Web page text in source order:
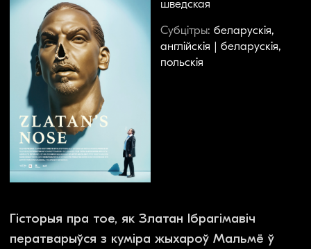
гуляў за мясцовую каманду, яго лічылі
напалову боскім героем. Але ў 2019 годзе ён
прыняў дзіўнае рашэнне стацца
суўладальнікам стакгольмскага «Гамарбі» –
заклятага ворага «Мальмё». Пасля гэтага
бронзавая статуя Ібрагімавіча каля
гарадскога стадыёну сталася мішэнню для
вандалаў – урэшце хтосьці адрэзаў ёй нос.
Гэты загадкавы выпадак так узрушыў
шведскую фанацкую супольнасць, што тры
тэлежурналісты знялі тру-крайм пра пошук
носа. Ім дапамагае эксцэнтрычны прыватны
дэтэктыў Кляс Экман, чыя любоў да старых